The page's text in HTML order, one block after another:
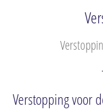
Verstopping voor